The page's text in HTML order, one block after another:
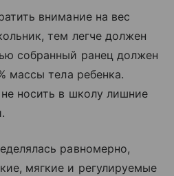
внимание на вес
тем легче должен
собранный ранец должен
массы тела ребенка.
носить в школу лишние
равномерно,
мягкие и регулируемые